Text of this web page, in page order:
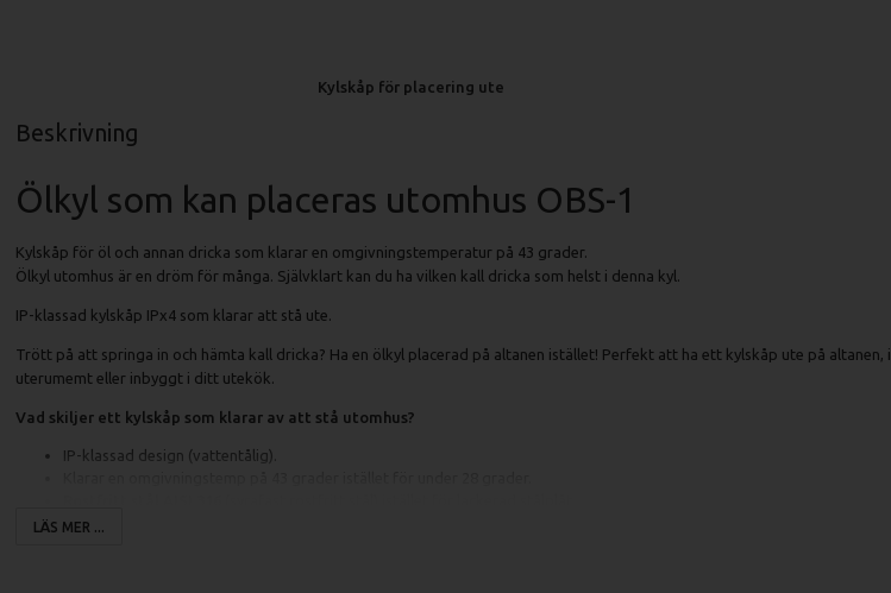
Kylskåp för placering ute
Beskrivning
Ölkyl som kan placeras utomhus OBS-1
Kylskåp för öl och annan dricka som klarar en omgivningstemperatur på 43 grader.
Ölkyl utomhus är en dröm för många. Självklart kan du ha vilken kall dricka som helst i denna kyl.
IP-klassad kylskåp IPx4 som klarar att stå ute.
Trött på att springa in och hämta kall dricka? Ha en ölkyl placerad på altanen istället! Perfekt att ha ett kylskåp ute på altanen, i
uterumemt eller inbyggt i ditt utekök.
Vad skiljer ett kylskåp som klarar av att stå utomhus?
IP-klassad design (vattentålig).
Rostfria skruvar i kylen.
LÄS MER ...